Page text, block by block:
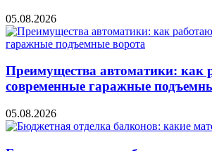
05.08.2026
Преимущества автоматики: как
современные гаражные
05.08.2026